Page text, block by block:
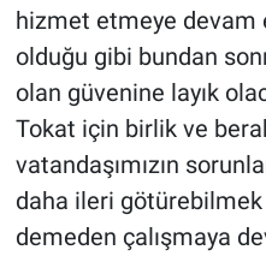
hizmet etmeye devam
olduğu gibi bundan
olan güvenine layık
Tokat için birlik ve
vatandaşımızın
daha ileri götürebilmek
demeden çalışmaya